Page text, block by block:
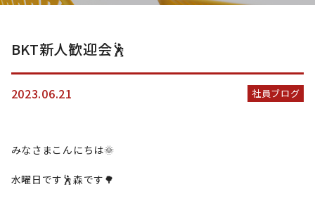
BKT新人歓迎会🕺
2023.06.21 社員ブログ
みなさまこんにちは🌞
水曜日です🕺森です🌳